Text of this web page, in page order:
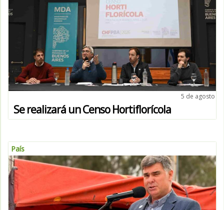
5 de agosto
Se realizará un Censo Hortiflorícola
País